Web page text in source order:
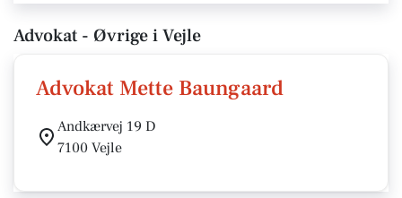
Advokat - Øvrige i Vejle
Advokat Mette Baungaard
Andkærvej 19 D
7100 Vejle